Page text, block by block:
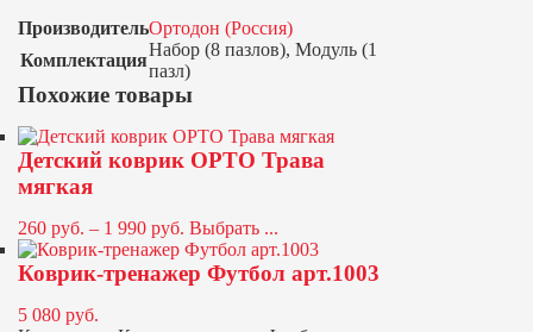
ПроизводительОртодон (Россия)
Комплектация
Набор (8 пазлов), Модуль (1
пазл)
Похожие товары
Детский коврик ОРТО Трава
мягкая
260 руб. – 1 990 руб. Выбрать ...
Коврик-тренажер Футбол арт.1003
5 080 руб.